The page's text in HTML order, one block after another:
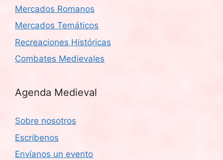
Mercados Romanos
Mercados Temáticos
Recreaciones Históricas
Combates Medievales
Agenda Medieval
Sobre nosotros
Escribenos
Envíanos un evento